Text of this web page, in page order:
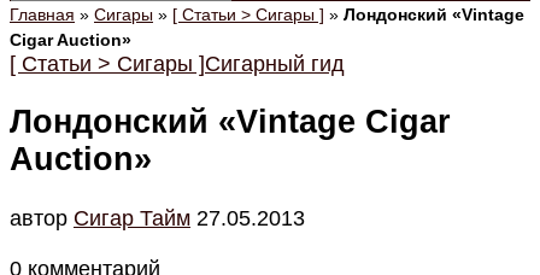
Главная » Сигары » [ Статьи > Сигары ] » Лондонский «Vintage
Cigar Auction»
[ Статьи > Сигары ]Сигарный гид
Лондонский «Vintage Cigar
Auction»
автор Cигар Тайм 27.05.2013
0 комментарий